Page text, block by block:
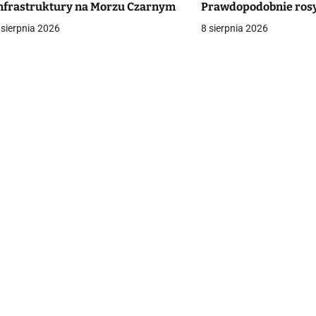
na Morzu Czarnym
2026
Prawdopodobnie
8 sierpnia 2026